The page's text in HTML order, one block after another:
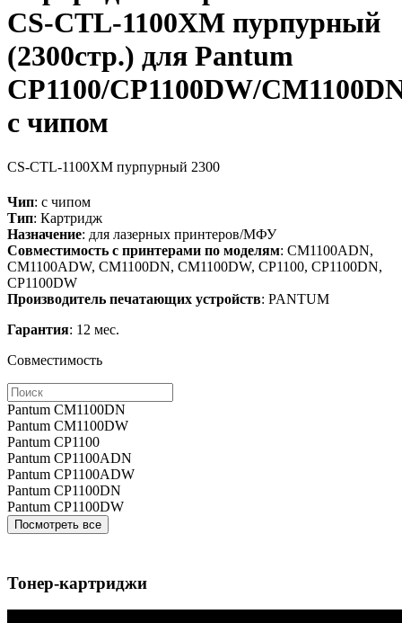
CS-CTL-1100XM пурпурный
(2300стр.) для Pantum
CP1100/CP1100DW/
с чипом
CS-CTL-1100XM пурпурный 2300
Чип: с чипом
Тип: Картридж
Назначение: для лазерных принтеров/МФУ
Совместимость с принтерами по моделям: CM1100ADN,
CM1100ADW, CM1100DN, CM1100DW, CP1100, CP1100DN,
CP1100DW
Производитель печатающих устройств: PANTUM
Гарантия: 12 мес.
Совместимость
Pantum CM1100DN
Pantum CM1100DW
Pantum CP1100
Pantum CP1100ADN
Pantum CP1100ADW
Pantum CP1100DN
Pantum CP1100DW
Посмотреть все
Тонер-картриджи